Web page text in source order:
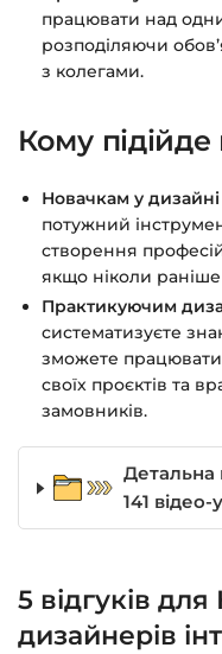
працювати над
розподіляючи
з колегами.
Кому
Новачкам у дизайні
потужний
створення
якщо ніколи
Практикуючим
систематизуєте
зможете
своїх проєктів та
замовників.
Детальна
141 відео-
5 відгуків для
дизайнерів